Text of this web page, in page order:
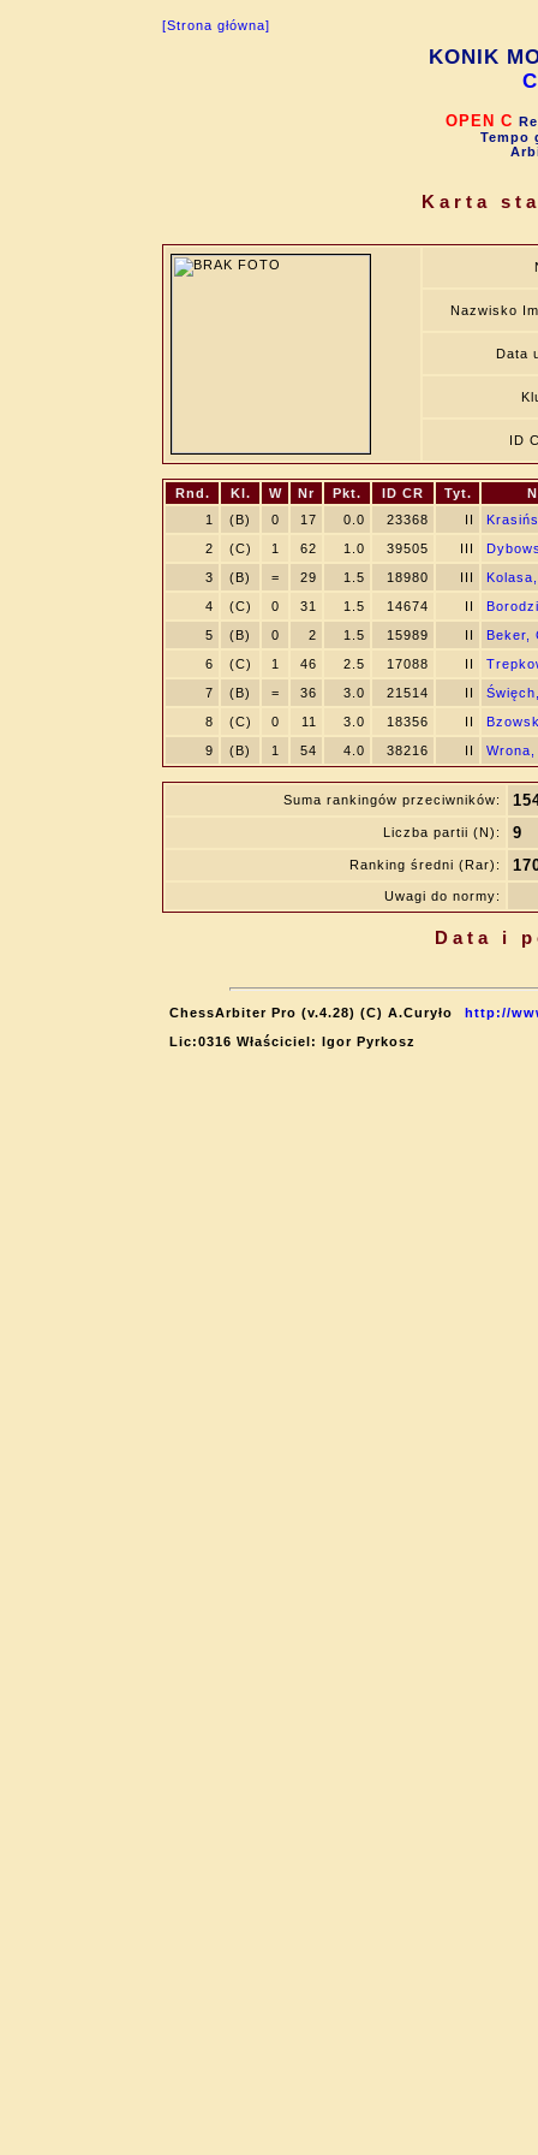
[Strona główna]
KONIK
OPEN C
Tempo
Karta
Nazwisko
Data
ID
Rnd. Kl. W Nr Pkt. ID CR Tyt.
1
(B) 0 17 0.0 23368 II
2
(C) 1 62 1.0 39505 III
3
(B) = 29 1.5 18980 III
4
(C) 0 31 1.5 14674 II
5
(B) 0 2 1.5 15989 II
Beker,
6
(C) 1 46 2.5 17088 II
7
(B) = 36 3.0 21514 II
8
(C) 0 11 3.0 18356 II
9
(B) 1 54 4.0 38216 II
Suma rankingów przeciwników:
Liczba partii (N): 9
Ranking średni (Rar):
Uwagi do normy:
Data i
ChessArbiter Pro (v.4.28) (C) A.Curyło
http://
Lic:0316 Właściciel: Igor Pyrkosz